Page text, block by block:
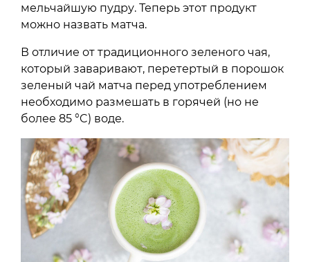
мельчайшую пудру. Теперь этот продукт
можно назвать матча.
В отличие от традиционного зеленого чая,
который заваривают, перетертый в порошок
зеленый чай матча перед употреблением
необходимо размешать в горячей (но не
более 85 °C) воде.